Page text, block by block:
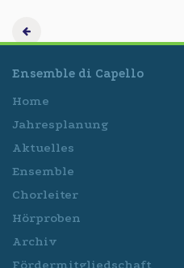
Ensemble di Capello
Home
Jahresplanung
Aktuelles
Ensemble
Chorleiter
Hörproben
Archiv